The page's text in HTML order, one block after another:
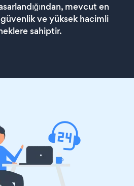
mevcut en
ve yüksek hacimli
sahiptir.